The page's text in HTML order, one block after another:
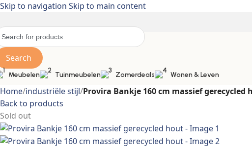
Skip to navigation Skip to main content
Search
Meubelen Tuinmeubelen Zomerdeals Wonen & Leven
Home/industriële stijl/Provira Bankje 160 cm massief gerecycled
Back to products
Sold out